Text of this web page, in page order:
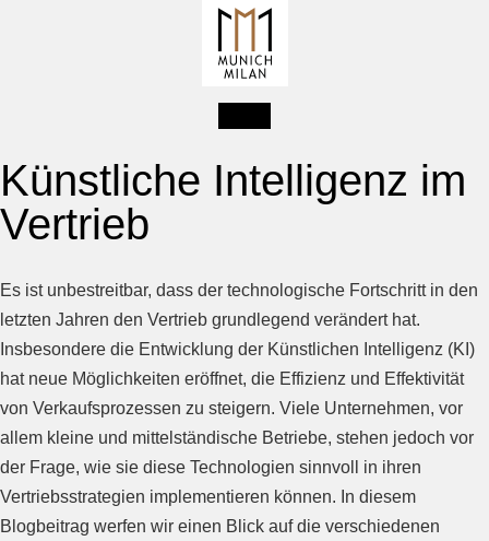
Künstliche Intelligenz im
Vertrieb
Es ist unbestreitbar, dass der technologische Fortschritt in den
letzten Jahren den Vertrieb grundlegend verändert hat.
Insbesondere die Entwicklung der Künstlichen Intelligenz (KI)
hat neue Möglichkeiten eröffnet, die Effizienz und Effektivität
von Verkaufsprozessen zu steigern. Viele Unternehmen, vor
allem kleine und mittelständische Betriebe, stehen jedoch vor
der Frage, wie sie diese Technologien sinnvoll in ihren
Vertriebsstrategien implementieren können. In diesem
Blogbeitrag werfen wir einen Blick auf die verschiedenen